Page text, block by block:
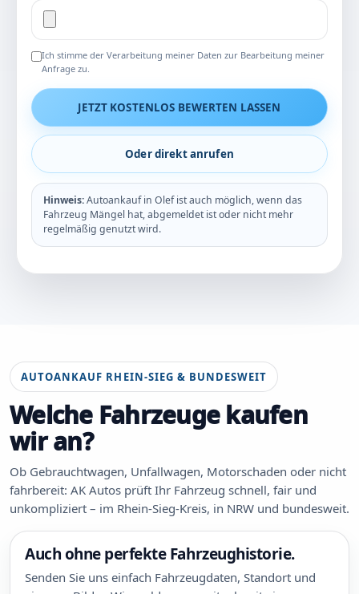
Ich stimme der Verarbeitung meiner Daten zur Bearbeitung meiner
Anfrage zu.
JETZT KOSTENLOS BEWERTEN LASSEN
Oder direkt anrufen
Hinweis:Autoankauf in Olef ist auch möglich, wenn das
Fahrzeug Mängel hat, abgemeldet ist oder nicht mehr
regelmäßig genutzt wird.
AUTOANKAUF RHEIN-SIEG & BUNDESWEIT
Welche Fahrzeuge kaufen
wir an?
Ob Gebrauchtwagen, Unfallwagen, Motorschaden oder nicht
fahrbereit: AK Autos prüft Ihr Fahrzeug schnell, fair und
unkompliziert – im Rhein-Sieg-Kreis, in NRW und bundesweit.
Auch ohne perfekte Fahrzeughistorie.
Senden Sie uns einfach Fahrzeugdaten, Standort und